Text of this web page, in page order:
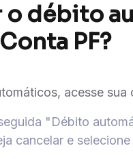
o débito
PF?
acesse
"Débito
cancelar e